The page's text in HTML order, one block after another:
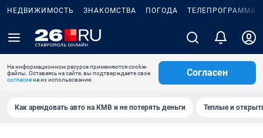
НЕДВИЖИМОСТЬ ЗНАКОМСТВА ПОГОДА ТЕЛЕПРОГРАММА
На информационном ресурсе применяются cookie-
файлы. Оставаясь на сайте, вы подтверждаете свое
согласиена их использование.
Согласен
Как арендовать авто на КМВ и не потерять деньги Теплые и